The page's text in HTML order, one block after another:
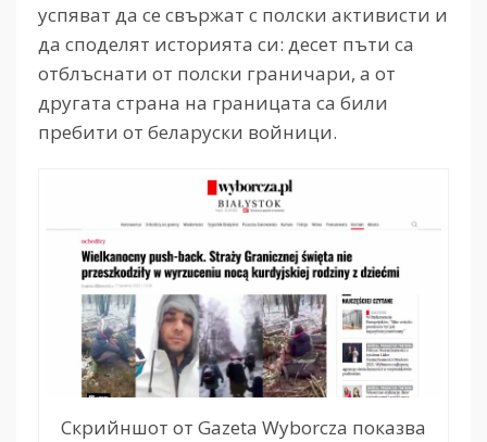
успяват да се свържат с полски активисти и
да споделят историята си: десет пъти са
отблъснати от полски граничари, а от
другата страна на границата са били
пребити от беларуски войници.
Скрийншот от Gazeta Wyborcza показва